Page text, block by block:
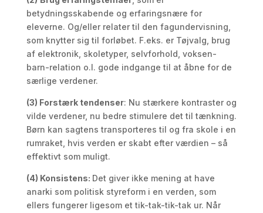
betydningsskabende og erfaringsnære for
eleverne. Og/eller relater til den fagundervisning,
som knytter sig til forløbet. F.eks. er Tøjvalg, brug
af elektronik, skoletyper, selvforhold, voksen-
barn-relation o.l. gode indgange til at åbne for de
særlige verdener.
(3) Forstærk tendenser: Nu stærkere kontraster og
vilde verdener, nu bedre stimulere det til tænkning.
Børn kan sagtens transporteres til og fra skole i en
rumraket, hvis verden er skabt efter værdien – så
effektivt som muligt.
(4) Konsistens: Det giver ikke mening at have
anarki som politisk styreform i en verden, som
ellers fungerer ligesom et tik-tak-tik-tak ur. Når